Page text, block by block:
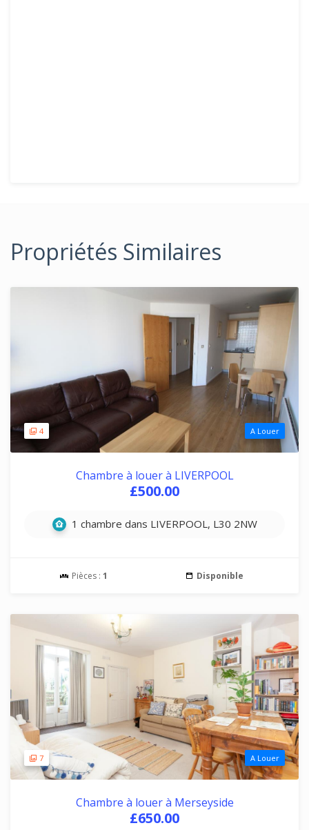
Propriétés Similaires
4 A Louer
Chambre à louer à LIVERPOOL
£500.00
1 chambre dans LIVERPOOL, L30 2NW
Pièces : 1 Disponible
7 A Louer
Chambre à louer à Merseyside
£650.00